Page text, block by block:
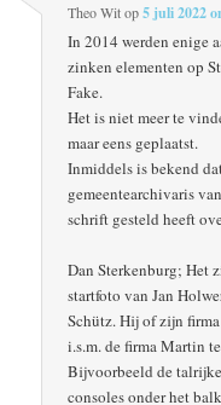
Theo Witop5 juli 2022
In 2014 werden enige
zinken elementen op
Fake.
Het is niet meer te
maar eens geplaatst.
Inmiddels is bekend
gemeentearchivaris
schrift gesteld heeft
Dan Sterkenburg; Het
startfoto van Jan
Schütz. Hij of zijn
i.s.m. de firma Martin
Bijvoorbeeld de
consoles onder het